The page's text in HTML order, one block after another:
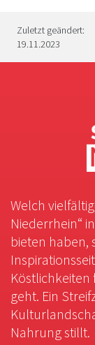
Zuletzt geändert:
19.11.2023
Welch
Niederrhein“
bieten haben,
Köstlichkeiten
geht. Ein
Nahrung stillt.